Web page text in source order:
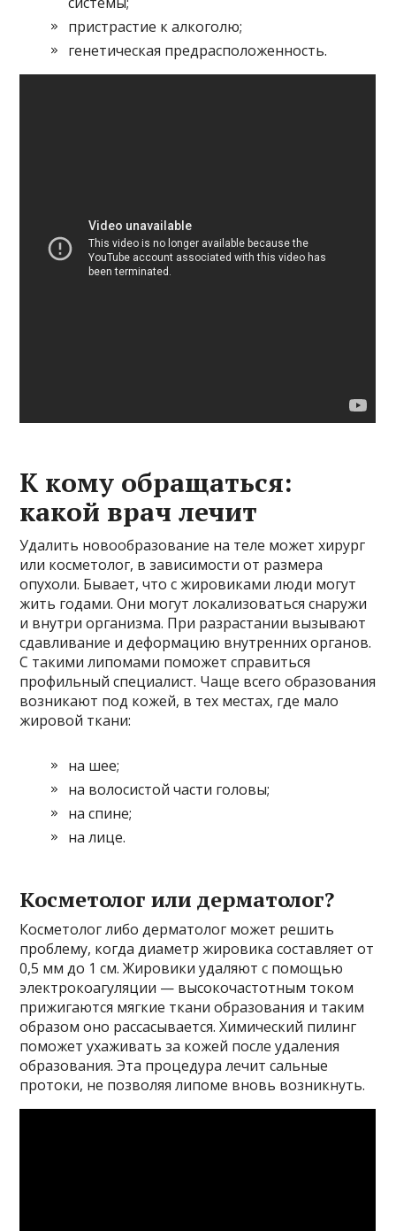
пристрастие к алкоголю;
генетическая предрасположенность.
К кому обращаться:
какой врач лечит
Удалить новообразование на теле может хирург
или косметолог, в зависимости от размера
опухоли. Бывает, что с жировиками люди могут
жить годами. Они могут локализоваться снаружи
и внутри организма. При разрастании вызывают
сдавливание и деформацию внутренних органов.
С такими липомами поможет справиться
профильный специалист. Чаще всего образования
возникают под кожей, в тех местах, где мало
жировой ткани:
на шее;
на волосистой части головы;
на спине;
на лице.
Косметолог или дерматолог?
Косметолог либо дерматолог может решить
проблему, когда диаметр жировика составляет от
0,5 мм до 1 см. Жировики удаляют с помощью
электрокоагуляции — высокочастотным током
прижигаются мягкие ткани образования и таким
образом оно рассасывается. Химический пилинг
поможет ухаживать за кожей после удаления
образования. Эта процедура лечит сальные
протоки, не позволяя липоме вновь возникнуть.